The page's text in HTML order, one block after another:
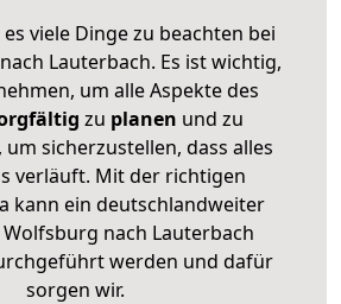
viele Dinge zu beachten bei
Lauterbach. Es ist wichtig,
um alle Aspekte des
zu planen und zu
, um sicherzustellen, dass alles
verläuft. Mit der richtigen
kann ein deutschlandweiter
nach Lauterbach
werden und dafür
sorgen wir.